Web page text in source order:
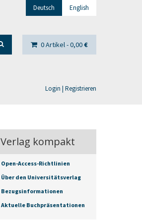
Deutsch English
0 Artikel -0,00€
Login | Registrieren
Verlag kompakt
Open-Access-Richtlinien
Über den Universitätsverlag
Bezugsinformationen
Aktuelle Buchpräsentationen